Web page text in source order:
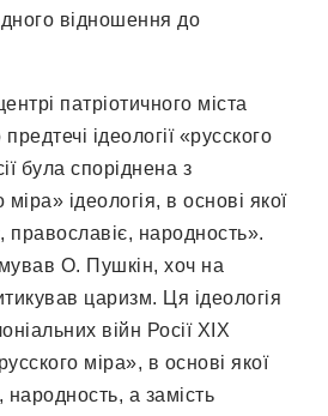
відношення до
патріотичного міста
ідеології «русского
була споріднена з
міра» ідеологія, в основі якої
народность».
О. Пушкін, хоч на
царизм. Ця ідеологія
війн Росії XIX
міра», в основі якої
а замість